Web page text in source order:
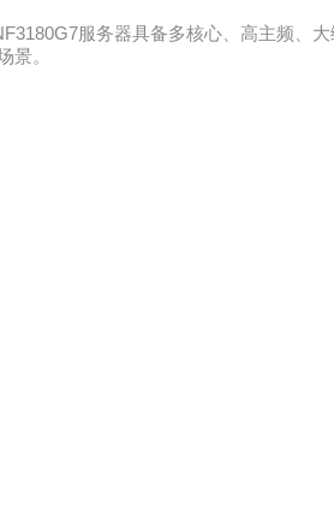
服务器具备多核心、高主频、
景。